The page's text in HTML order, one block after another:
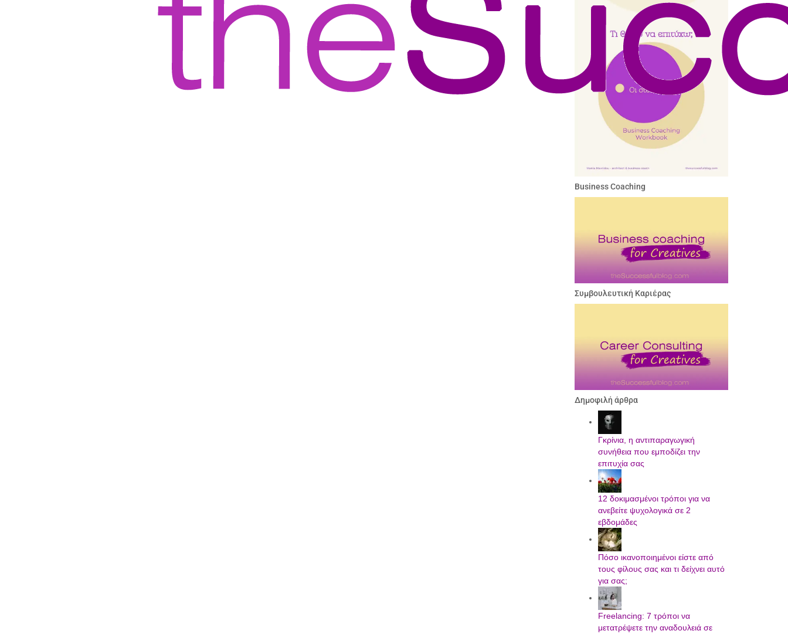
Business Coaching
Συμβουλευτική Καριέρας
Δημοφιλή άρθρα
Γκρίνια, η αντιπαραγωγική
συνήθεια που εμποδίζει την
επιτυχία σας
12 δοκιμασμένοι τρόποι για να
ανεβείτε ψυχολογικά σε 2
εβδομάδες
Πόσο ικανοποιημένοι είστε από
τους φίλους σας και τι δείχνει αυτό
για σας;
Freelancing: 7 τρόποι να
μετατρέψετε την αναδουλειά σε